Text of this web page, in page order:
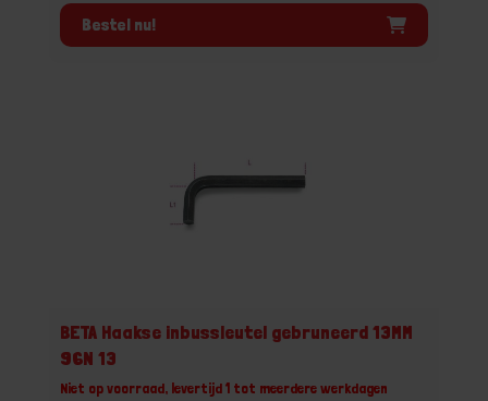
Bestel nu!
BETA Haakse inbussleutel gebruneerd 13MM
96N 13
Niet op voorraad, levertijd 1 tot meerdere werkdagen